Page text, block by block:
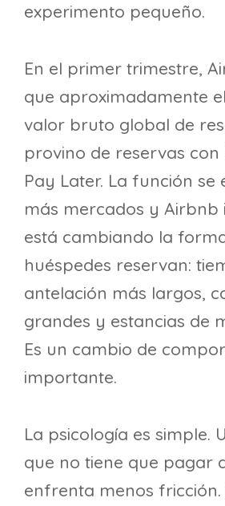
experimento pequeño.
En el primer trimestre,
que aproximadamente
valor bruto global de
provino de reservas con
Pay Later. La función se
más mercados y Airbnb
está cambiando la
huéspedes reservan:
antelación más largos,
grandes y estancias de
Es un cambio de
importante.
La psicología es simple.
que no tiene que pagar
enfrenta menos fricción.